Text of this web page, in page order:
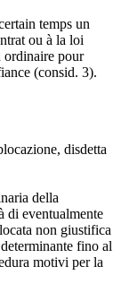
temps un
ou à la loi
ordinaire pour
(consid. 3).
disdetta
della
di eventualmente
non giustifica
fino al
motivi per la